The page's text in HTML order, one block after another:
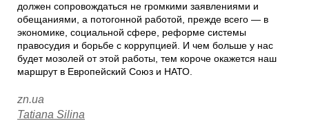
должен сопровождаться не громкими заявлениями и
обещаниями, а потогонной работой, прежде всего — в
экономике, социальной сфере, реформе системы
правосудия и борьбе с коррупцией. И чем больше у нас
будет мозолей от этой работы, тем короче окажется наш
маршрут в Европейский Союз и НАТО.
zn.ua
Tatiana Silina